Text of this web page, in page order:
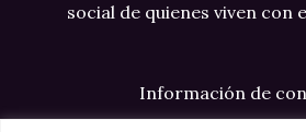
social de quienes viven con
Información de